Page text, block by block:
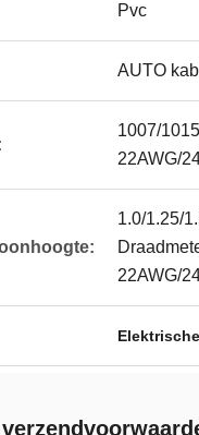
Pvc
AUTO
1007/
22AWG/
1.0/1.25/
22AWG/